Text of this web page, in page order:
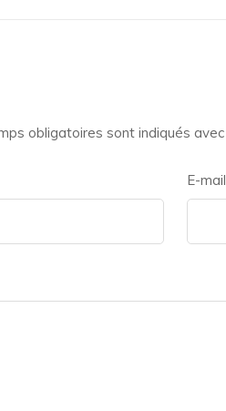
obligatoires sont indiqués avec
E-mail